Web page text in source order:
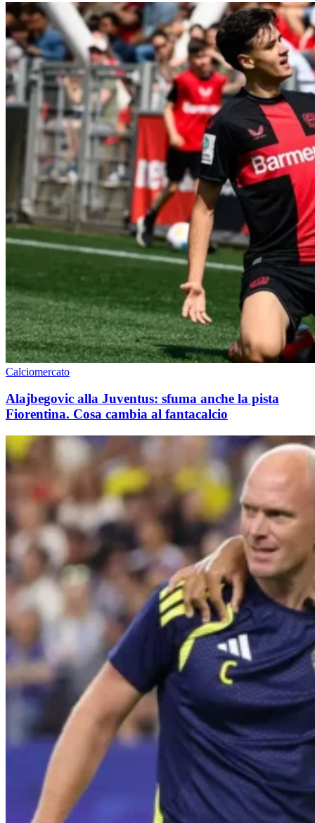
Calciomercato
Alajbegovic alla Juventus: sfuma anche la pista
Fiorentina. Cosa cambia al fantacalcio